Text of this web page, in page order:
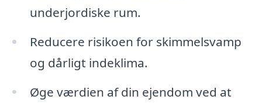
underjordiske rum.
Reducere risikoen for skimmelsvamp
og dårligt indeklima.
Øge værdien af din ejendom ved at